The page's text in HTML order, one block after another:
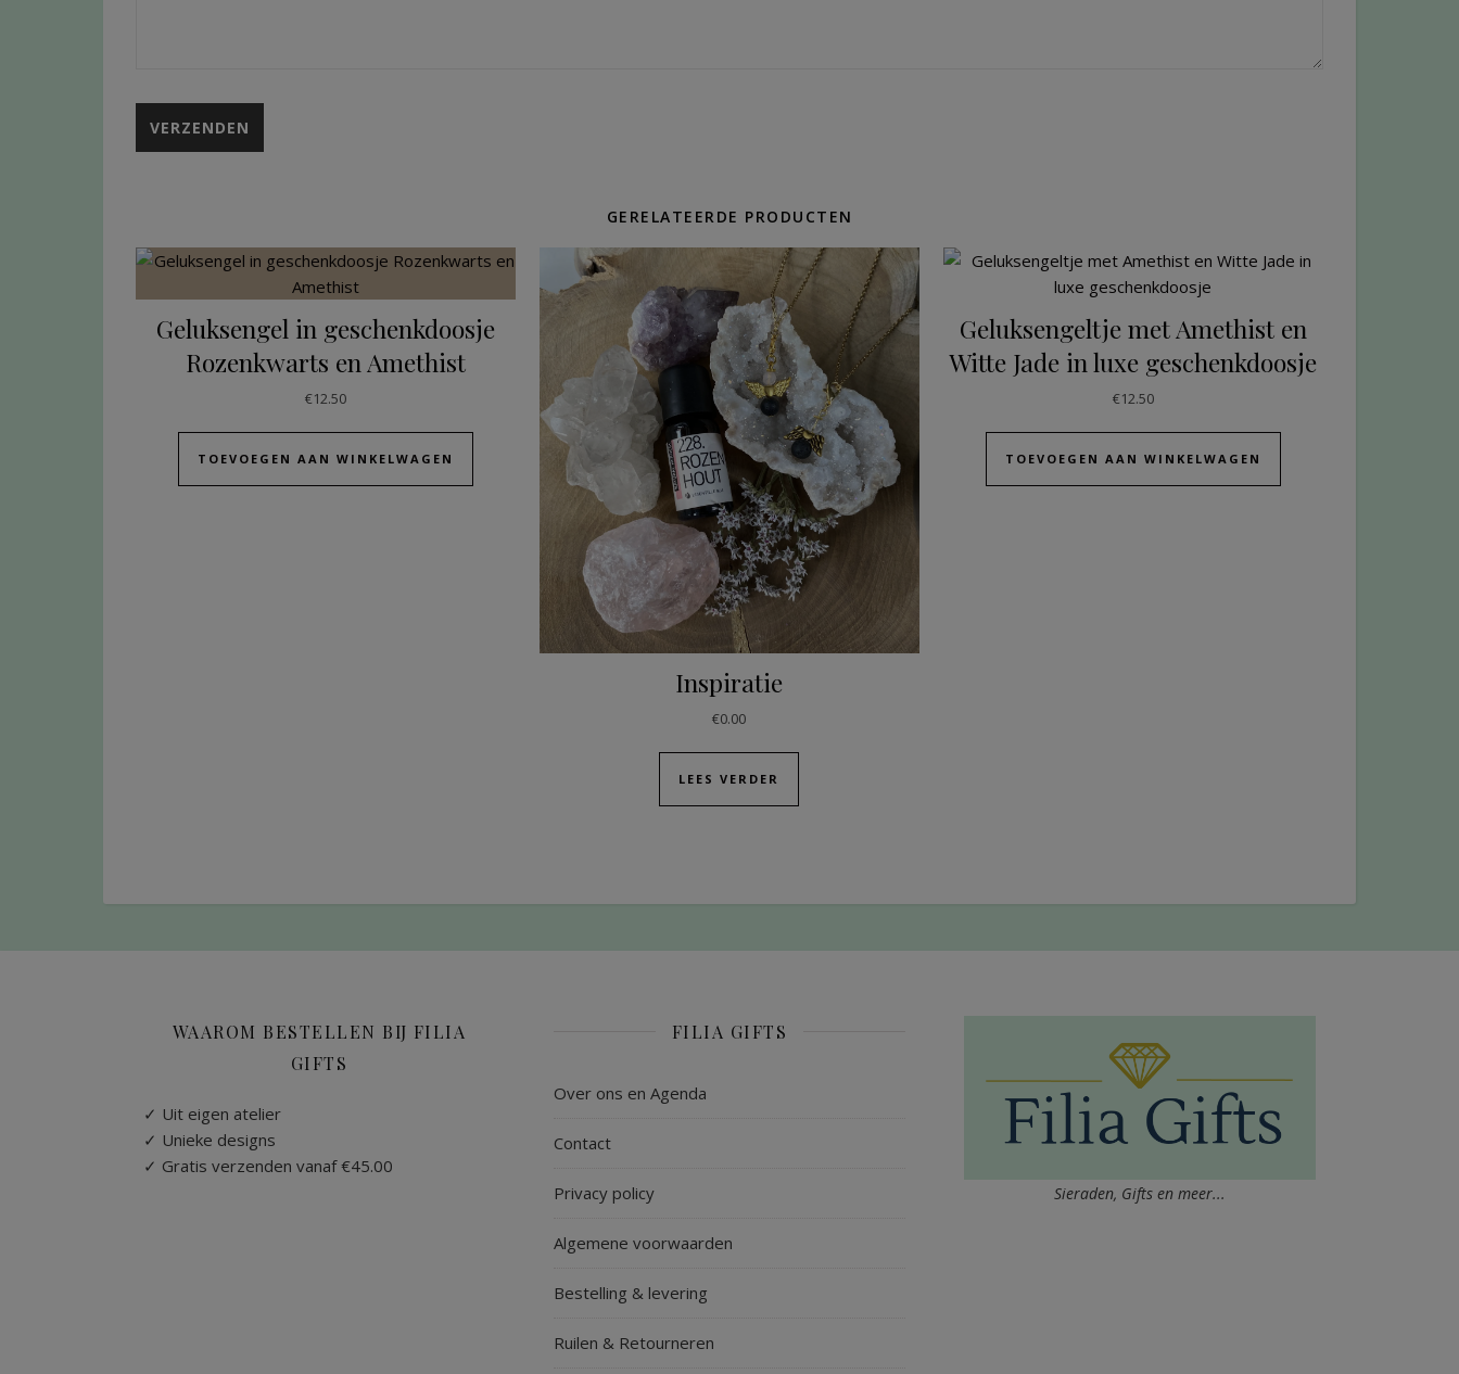
GERELATEERDE PRODUCTEN
Geluksengel in geschenkdoosje
Rozenkwarts en Amethist
€12.50
TOEVOEGEN AAN WINKELWAGEN
Inspiratie
€0.00
LEES VERDER
Geluksengeltje met Amethist en
Witte Jade in luxe geschenkdoosje
€12.50
TOEVOEGEN AAN WINKELWAGEN
WAAROM BESTELLEN BIJ FILIA
GIFTS
✓ Uit eigen atelier
✓ Unieke designs
✓ Gratis verzenden vanaf €45.00
FILIA GIFTS
Over ons en Agenda
Contact
Privacy policy
Algemene voorwaarden
Bestelling & levering
Ruilen & Retourneren
Sieraden, Gifts en meer...